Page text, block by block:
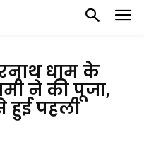
धाम के
ने की पूजा,
हुई पहली